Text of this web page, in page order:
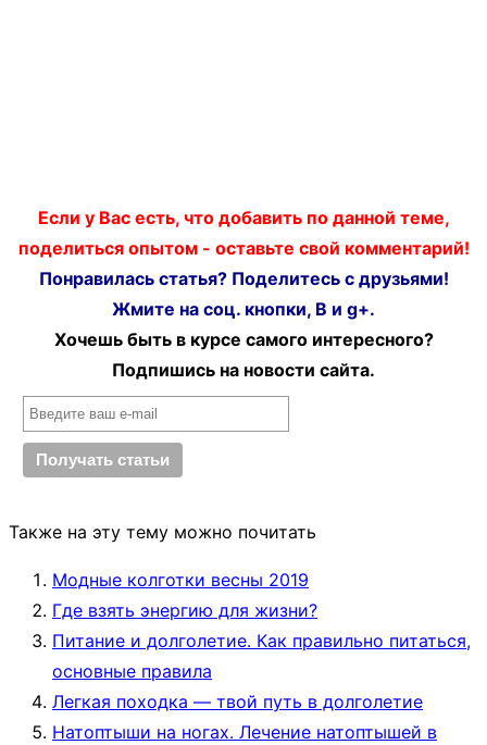
Если у Вас есть, что добавить по данной теме,
поделиться опытом - оставьте свой комментарий!
Понравилась статья? Поделитесь с друзьями!
Жмите на соц. кнопки, В и g+.
Хочешь быть в курсе самого интересного?
Подпишись на новости сайта.
Также на эту тему можно почитать
Модные колготки весны 2019
Где взять энергию для жизни?
Питание и долголетие. Как правильно питаться,
основные правила
Легкая походка — твой путь в долголетие
Натоптыши на ногах. Лечение натоптышей в